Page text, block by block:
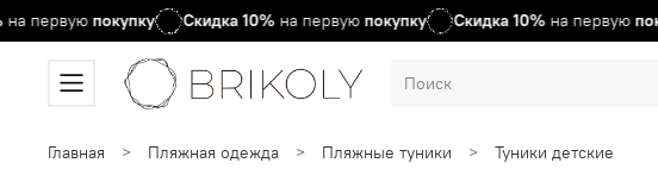
покупку Скидка10%на первуюпокупку Скидка10%на первуюпокупку
Главная Пляжная одежда Пляжные туники Туники детские